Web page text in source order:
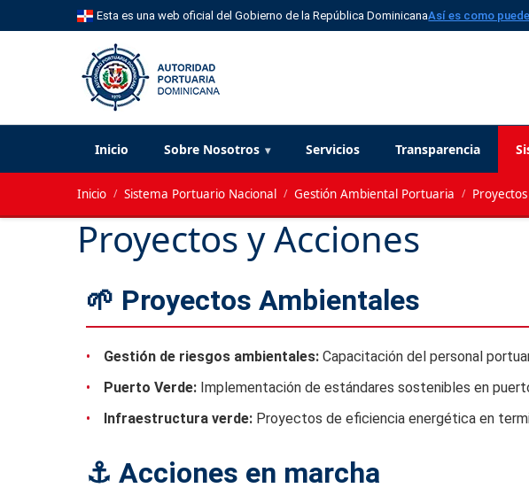
Esta es una web oficial del Gobierno de la República DominicanaAsí es como
Inicio Sobre Nosotros Servicios Transparencia
Inicio / Sistema Portuario Nacional / Gestión Ambiental Portuaria /
Proyectos y Acciones
🌱 Proyectos Ambientales
• Gestión de riesgos ambientales: Capacitación del personal
•
Puerto Verde: Implementación de estándares sostenibles en
•
Infraestructura verde: Proyectos de eficiencia energética en
⚓ Acciones en marcha